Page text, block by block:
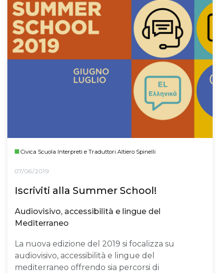
Civica Scuola Interpreti e Traduttori Altiero Spinelli
07/06/2019
Iscriviti alla Summer School!
Audiovisivo, accessibilità e lingue del
Mediterraneo
La nuova edizione del 2019 si focalizza su
audiovisivo, accessibilità e lingue del
mediterraneo offrendo sia percorsi di